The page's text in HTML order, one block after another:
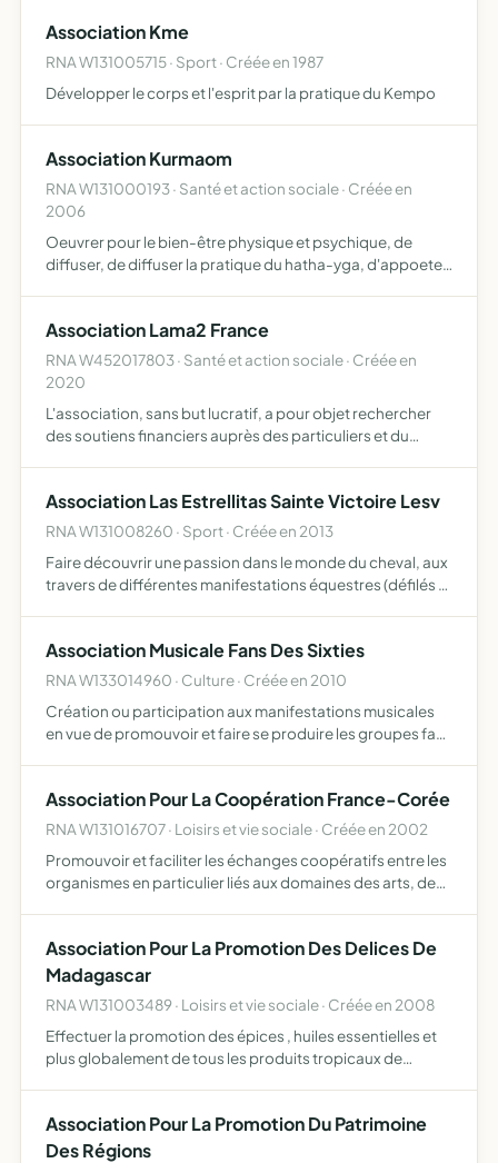
Association Kme
RNA W131005715 · Sport · Créée en 1987
Développer le corps et l'esprit par la pratique du Kempo
Association Kurmaom
RNA W131000193 · Santé et action sociale · Créée en
2006
Oeuvrer pour le bien-être physique et psychique, de
diffuser, de diffuser la pratique du hatha-yga, d'appoeter
Association Lama2 France
RNA W452017803 · Santé et action sociale · Créée en
2020
L'association, sans but lucratif, a pour objet rechercher
des soutiens financiers auprès des particuliers et du
étrangers vis…
Association Las Estrellitas Sainte Victoire Lesv
RNA W131008260 · Sport · Créée en 2013
Faire découvrir une passion dans le monde du cheval, aux
travers de différentes manifestations équestres (défilés à
Association Musicale Fans Des Sixties
RNA W133014960 · Culture · Créée en 2010
Création ou participation aux manifestations musicales
en vue de promouvoir et faire se produire les groupes fans
Association Pour La Coopération France-Corée
RNA W131016707 · Loisirs et vie sociale · Créée en 2002
Promouvoir et faciliter les échanges coopératifs entre les
organismes en particulier liés aux domaines des arts, de
Association Pour La Promotion Des Delices De
Madagascar
RNA W131003489 · Loisirs et vie sociale · Créée en 2008
Effectuer la promotion des épices , huiles essentielles et
plus globalement de tous les produits tropicaux de
favorisant …
Association Pour La Promotion Du Patrimoine
Des Régions